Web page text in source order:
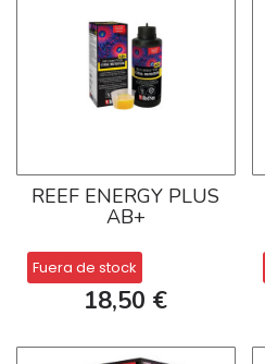
REEF ENERGY PLUS
AB+
Fuera de stock
18,50 €